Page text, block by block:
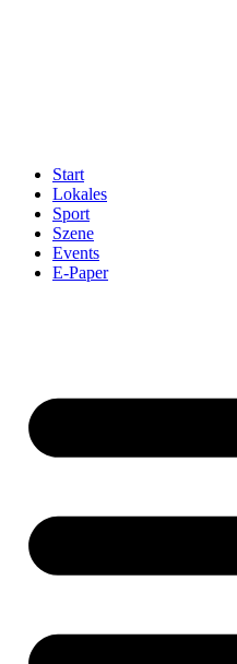
Start
Lokales
Sport
Szene
Events
E-Paper